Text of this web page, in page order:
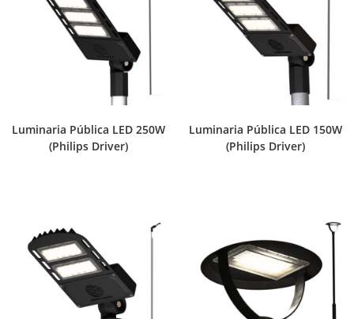
Luminaria Pública LED 250W
(Philips Driver)
Luminaria Pública LED 150W
(Philips Driver)